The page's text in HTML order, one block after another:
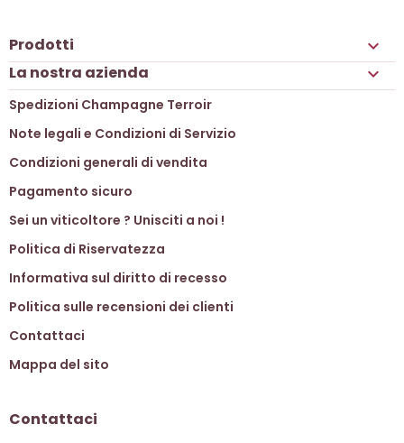
Prodotti 
La nostra azienda 
Spedizioni Champagne Terroir
Note legali e Condizioni di Servizio
Condizioni generali di vendita
Pagamento sicuro
Sei un viticoltore ? Unisciti a noi !
Politica di Riservatezza
Informativa sul diritto di recesso
Politica sulle recensioni dei clienti
Contattaci
Mappa del sito
Contattaci